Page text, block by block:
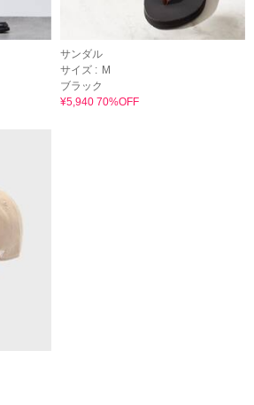
サンダル
サイズ : M
ブラック
¥5,940 70%OFF